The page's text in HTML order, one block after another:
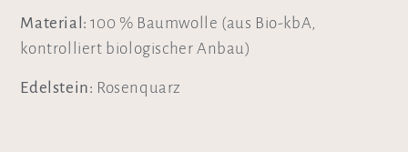
Material:100 % Baumwolle (aus Bio-kbA,
kontrolliert biologischer Anbau)
Edelstein: Rosenquarz